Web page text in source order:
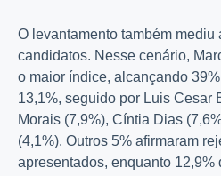
O levantamento também mediu
candidatos. Nesse cenário,
o maior índice, alcançando
13,1%, seguido por Luis Cesar
Morais (7,9%), Cíntia Dias
(4,1%). Outros 5% afirmaram
apresentados, enquanto 12,9%